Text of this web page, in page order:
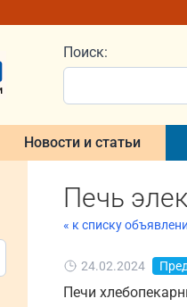
Поиск:
Новости и статьи
Печь
« к списку
24.02.2024
Печи